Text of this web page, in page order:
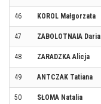
46 KOROL Małgorzata
47 ZABOLOTNAIA Daria
48 ZARADZKA Alicja
49 ANTCZAK Tatiana
50 SŁOMA Natalia